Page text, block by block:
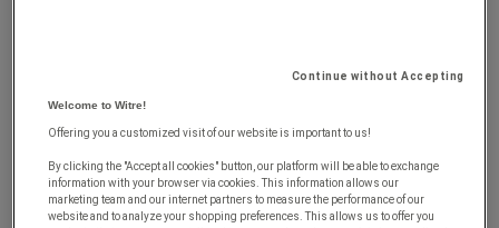
Continue without Accepting
Welcome to Witre!
Offering you a customized visit of our website is important to us!
By clicking the "Accept all cookies" button, our platform will be able to exchange
information with your browser via cookies. This information allows our
marketing team and our internet partners to measure the performance of our
website and to analyze your shopping preferences. This allows us to offer you